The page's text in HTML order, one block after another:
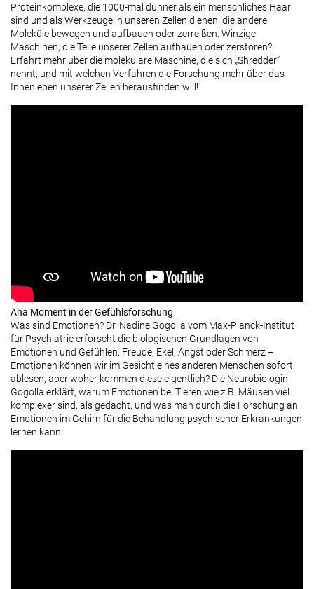
Proteinkomplexe, die 1000-mal dünner als ein menschliches Haar
sind und als Werkzeuge in unseren Zellen dienen, die andere
Moleküle bewegen und aufbauen oder zerreißen. Winzige
Maschinen, die Teile unserer Zellen aufbauen oder zerstören?
Erfahrt mehr über die molekulare Maschine, die sich „Shredder“
nennt, und mit welchen Verfahren die Forschung mehr über das
Innenleben unserer Zellen herausfinden will!
Aha Moment in der Gefühlsforschung
Was sind Emotionen? Dr. Nadine Gogolla vom Max-Planck-Institut
für Psychiatrie erforscht die biologischen Grundlagen von
Emotionen und Gefühlen. Freude, Ekel, Angst oder Schmerz –
Emotionen können wir im Gesicht eines anderen Menschen sofort
ablesen, aber woher kommen diese eigentlich? Die Neurobiologin
Gogolla erklärt, warum Emotionen bei Tieren wie z.B. Mäusen viel
komplexer sind, als gedacht, und was man durch die Forschung an
Emotionen im Gehirn für die Behandlung psychischer Erkrankungen
lernen kann.